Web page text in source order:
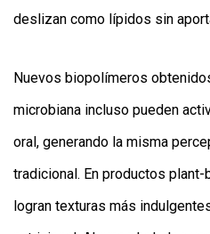
deslizan como lípidos sin
Nuevos biopolímeros
microbiana incluso pueden
oral, generando la misma
tradicional. En productos
logran texturas más